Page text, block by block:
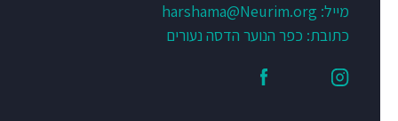
מייל: harshama@Neurim.org
כתובת: כפר הנוער הדסה נעורים